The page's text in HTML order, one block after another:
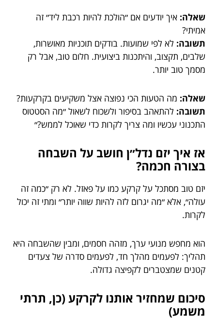
שאלה: איך יודעים אם ״הולכת להיות רכבת ליד״ זה
אמיתי?
תשובה: לא לפי שמועות. בודקים תוכניות מאושרות,
שלבים, תקצוב, והיתכנות ביצועית. חלום טוב, אבל רק
מסמך טוב יותר.
שאלה: מה הטעות הכי נפוצה אצל משקיעים בקרקעות?
תשובה: להתאהב בסיפור ולשכוח לשאול ״מה הסטטוס
התכנוני עכשיו ומה צריך לקרות כדי שאוכל לממש?״
אז איך יזם נדל״ן חושב על השבחה
בצורה חכמה?
יזם טוב מסתכל על קרקע כמו על פאזל. לא רק ״כמה זה
עולה״, אלא ״מה יגרום לזה להיות שווה יותר״ ומתי זה יכול
לקרות.
הוא מחפש מנועי ערך, מזהה חסמים, ומבין שהשבחה היא
תהליך: לפעמים מהלך חד, לפעמים סדרה של צעדים
קטנים שמצטברים לקפיצה גדולה.
סיכום שמחזיר אותנו לקרקע (כן, תרתי
משמע)